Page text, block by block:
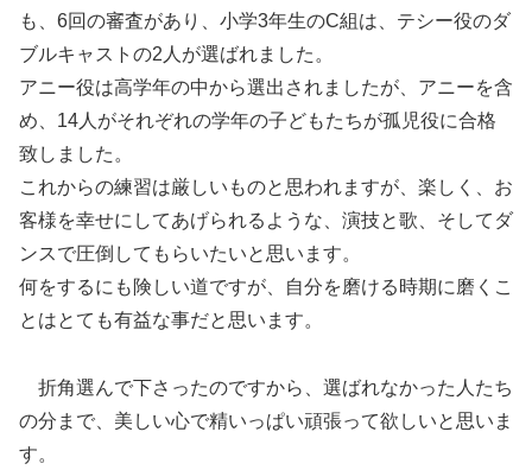
も、6回の審査があり、小学3年生のC組は、テシー役のダ
ブルキャストの2人が選ばれました。
アニー役は高学年の中から選出されましたが、アニーを含
め、14人がそれぞれの学年の子どもたちが孤児役に合格
致しました。
これからの練習は厳しいものと思われますが、楽しく、お
客様を幸せにしてあげられるような、演技と歌、そしてダ
ンスで圧倒してもらいたいと思います。
何をするにも険しい道ですが、自分を磨ける時期に磨くこ
とはとても有益な事だと思います。
折角選んで下さったのですから、選ばれなかった人たち
の分まで、美しい心で精いっぱい頑張って欲しいと思いま
す。